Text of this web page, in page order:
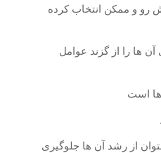
رو و ممکن انتخاب کرده
ها را از گزند عوامل
است
از رشد آن ها جلوگیری